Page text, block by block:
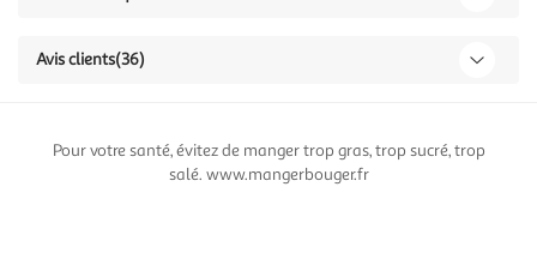
Avis clients(36)
Pour votre santé, évitez de manger trop gras, trop sucré, trop
salé. www.mangerbouger.fr